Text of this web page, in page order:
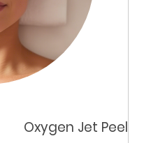
Oxygen Jet Peel